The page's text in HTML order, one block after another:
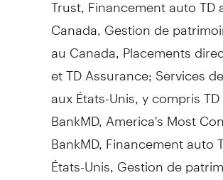
Canada, Gestion de
au Canada, Placements
et TD Assurance; Services
aux États-Unis, y compris TD
BankMD, America's Most
BankMD, Financement auto
États-Unis, Gestion de